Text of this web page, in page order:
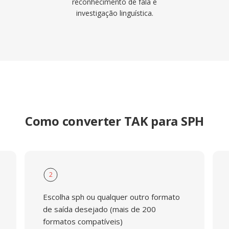
investigação linguística.
Como converter TAK para SPH
2
Escolha sph ou qualquer outro formato
de saída desejado (mais de 200
formatos compatíveis)